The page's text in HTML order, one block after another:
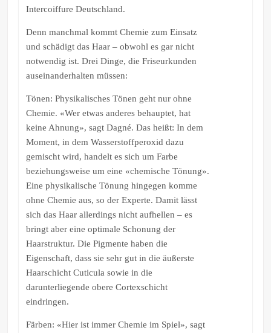
Intercoiffure Deutschland.
Denn manchmal kommt Chemie zum Einsatz
und schädigt das Haar – obwohl es gar nicht
notwendig ist. Drei Dinge, die Friseurkunden
auseinanderhalten müssen:
Tönen: Physikalisches Tönen geht nur ohne
Chemie. «Wer etwas anderes behauptet, hat
keine Ahnung», sagt Dagné. Das heißt: In dem
Moment, in dem Wasserstoffperoxid dazu
gemischt wird, handelt es sich um Farbe
beziehungsweise um eine «chemische Tönung».
Eine physikalische Tönung hingegen komme
ohne Chemie aus, so der Experte. Damit lässt
sich das Haar allerdings nicht aufhellen – es
bringt aber eine optimale Schonung der
Haarstruktur. Die Pigmente haben die
Eigenschaft, dass sie sehr gut in die äußerste
Haarschicht Cuticula sowie in die
darunterliegende obere Cortexschicht
eindringen.
Färben: «Hier ist immer Chemie im Spiel», sagt